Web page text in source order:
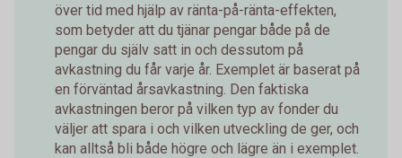
över tid med hjälp av ränta-på-ränta-effekten,
som betyder att du tjänar pengar både på de
pengar du själv satt in och dessutom på
avkastning du får varje år. Exemplet är baserat på
en förväntad årsavkastning. Den faktiska
avkastningen beror på vilken typ av fonder du
väljer att spara i och vilken utveckling de ger, och
kan alltså bli både högre och lägre än i exemplet.